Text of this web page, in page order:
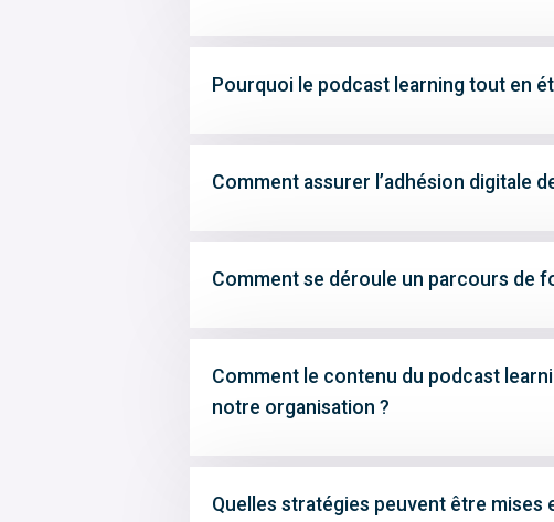
Pourquoi le podcast learning tout en
Comment assurer l’adhésion digitale
Comment se déroule un parcours de
Comment le contenu du podcast
notre organisation ?
Quelles stratégies peuvent être mises